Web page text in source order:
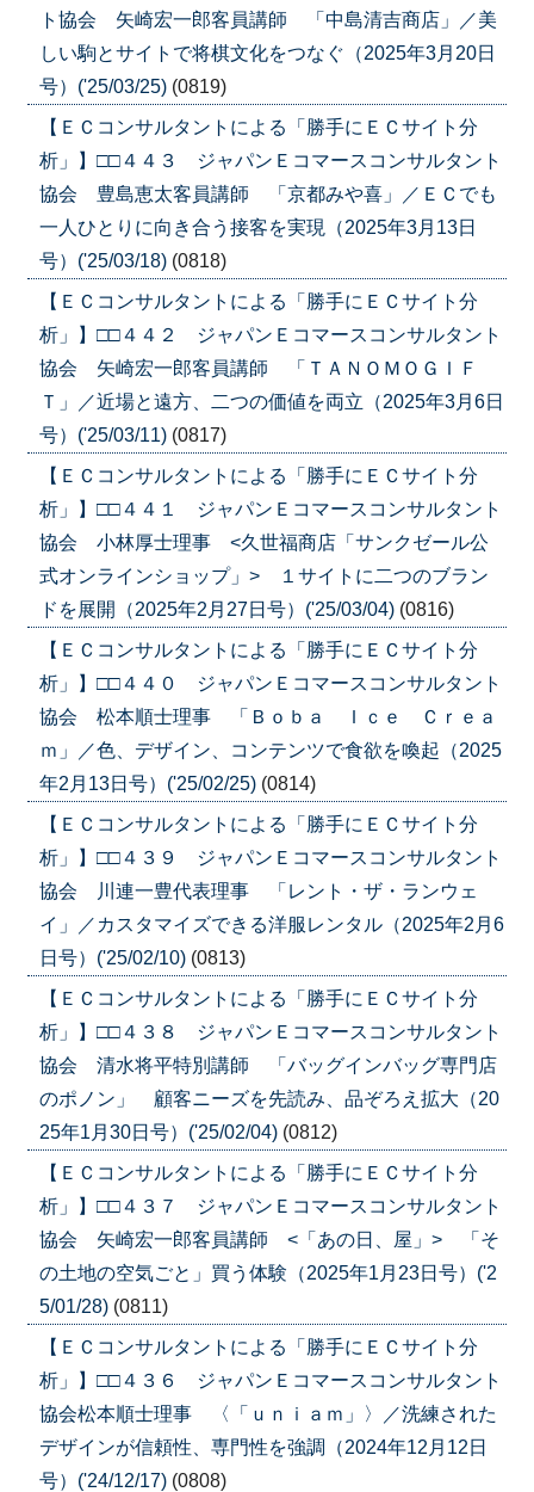
ト協会 矢崎宏一郎客員講師 「中島清吉商店」／美
しい駒とサイトで将棋文化をつなぐ（2025年3月20日
号）('25/03/25) (0819)
【ＥＣコンサルタントによる「勝手にＥＣサイト分
析」】□□４４３ ジャパンＥコマースコンサルタント
協会 豊島恵太客員講師 「京都みや喜」／ＥＣでも
一人ひとりに向き合う接客を実現（2025年3月13日
号）('25/03/18) (0818)
【ＥＣコンサルタントによる「勝手にＥＣサイト分
析」】□□４４２ ジャパンＥコマースコンサルタント
協会 矢崎宏一郎客員講師 「ＴＡＮＯＭＯＧＩＦ
Ｔ」／近場と遠方、二つの価値を両立（2025年3月6日
号）('25/03/11) (0817)
【ＥＣコンサルタントによる「勝手にＥＣサイト分
析」】□□４４１ ジャパンＥコマースコンサルタント
協会 小林厚士理事 <久世福商店「サンクゼール公
式オンラインショップ」> １サイトに二つのブラン
ドを展開（2025年2月27日号）('25/03/04) (0816)
【ＥＣコンサルタントによる「勝手にＥＣサイト分
析」】□□４４０ ジャパンＥコマースコンサルタント
協会 松本順士理事 「Ｂｏｂａ Ｉｃｅ Ｃｒｅａ
ｍ」／色、デザイン、コンテンツで食欲を喚起（2025
年2月13日号）('25/02/25) (0814)
【ＥＣコンサルタントによる「勝手にＥＣサイト分
析」】□□４３９ ジャパンＥコマースコンサルタント
協会 川連一豊代表理事 「レント・ザ・ランウェ
イ」／カスタマイズできる洋服レンタル（2025年2月6
日号）('25/02/10) (0813)
【ＥＣコンサルタントによる「勝手にＥＣサイト分
析」】□□４３８ ジャパンＥコマースコンサルタント
協会 清水将平特別講師 「バッグインバッグ専門店
のポノン」 顧客ニーズを先読み、品ぞろえ拡大（20
25年1月30日号）('25/02/04) (0812)
【ＥＣコンサルタントによる「勝手にＥＣサイト分
析」】□□４３７ ジャパンＥコマースコンサルタント
協会 矢崎宏一郎客員講師 <「あの日、屋」> 「そ
の土地の空気ごと」買う体験（2025年1月23日号）('2
5/01/28) (0811)
【ＥＣコンサルタントによる「勝手にＥＣサイト分
析」】□□４３６ ジャパンＥコマースコンサルタント
協会松本順士理事 〈「ｕｎｉａｍ」〉／洗練された
デザインが信頼性、専門性を強調（2024年12月12日
号）('24/12/17) (0808)